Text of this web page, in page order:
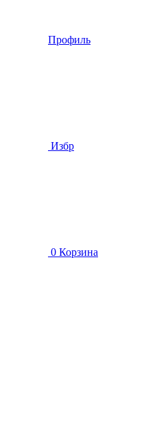
Профиль
Избр
0 Корзина